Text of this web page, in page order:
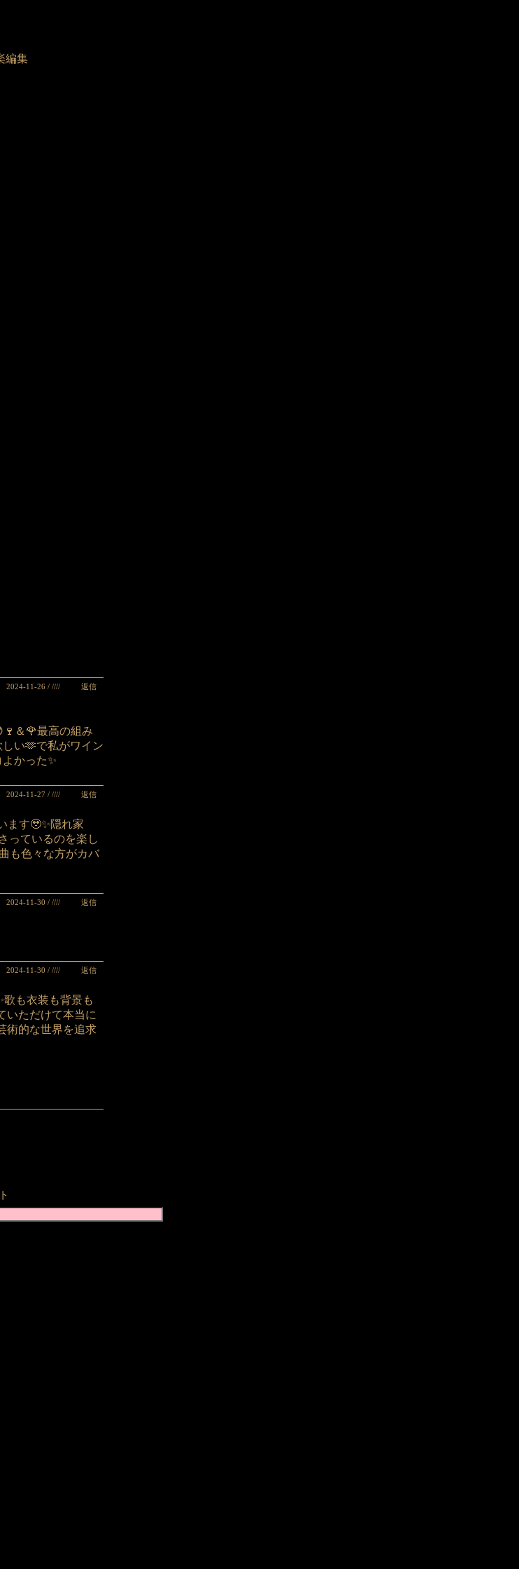
編集
2024-11-26 / //// 返信
＆🌹最高の組み
い🫶で私がワイン
かった✨
2024-11-27 / //// 返信
ます🥹✨隠れ家
っているのを楽し
も色々な方がカバ
2024-11-30 / //// 返信
2024-11-30 / //// 返信
歌も衣装も背景も
いただけて本当に
術的な世界を追求